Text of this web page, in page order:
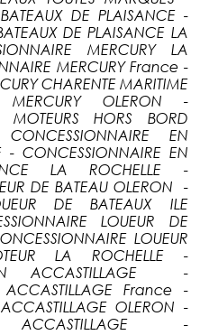
DE PLAISANCE -
DE PLAISANCE LA
MERCURY LA
MERCURY France -
CHARENTE MARITIME
MERCURY OLERON -
MOTEURS HORS BORD
EN
- CONCESSIONNAIRE EN
LA ROCHELLE -
DE BATEAU OLERON -
DE BATEAUX ILE
LOUEUR DE
LOUEUR
LA ROCHELLE -
EN ACCASTILLAGE -
ACCASTILLAGE France -
OLERON -
ACCASTILLAGE -